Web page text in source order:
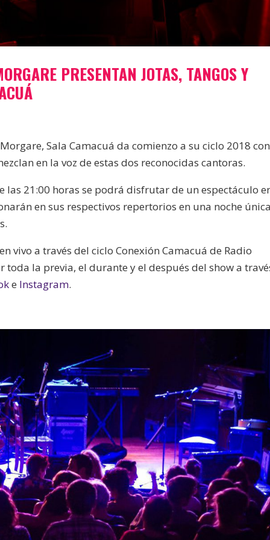
PRESENTAN JOTAS, TANGOS Y
Sala Camacuá da comienzo a su ciclo 2018
en la voz de estas dos reconocidas cantoras.
las 21:00 horas se podrá disfrutar de un espectáculo
en sus respectivos repertorios en una noche única
vivo a través del ciclo Conexión Camacuá de Radio
la previa, el durante y el después del show a
e Instagram.